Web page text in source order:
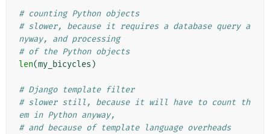
# counting Python objects
# slower, because it requires a database query a
nyway, and processing
# of the Python objects
len(my_bicycles )
# Django template filter
# slower still, because it will have to count th
em in Python anyway,
# and because of template language overheads